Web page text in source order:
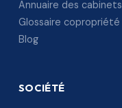
Annuaire des cabinets
Glossaire copropriété
Blog
SOCIÉTÉ